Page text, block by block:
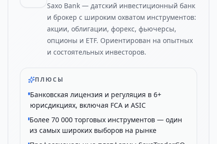
Saxo Bank — датский инвестиционный банк
и брокер с широким охватом инструментов:
акции, облигации, форекс, фьючерсы,
опционы и ETF. Ориентирован на опытных
и состоятельных инвесторов.
ПЛЮСЫ
Банковская лицензия и регуляция в 6+
юрисдикциях, включая FCA и ASIC
Более 70 000 торговых инструментов — один
из самых широких выборов на рынке